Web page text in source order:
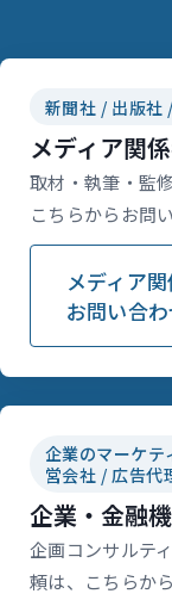
新聞社 / 出版社
メディア関
取材・執筆・監
こちらからお問
メディア
お問い合
企業のマーケテ
営会社 / 広告代
企業・金融
企画コンサルテ
頼は、こちらか